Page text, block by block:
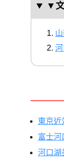
▼
東京
富士河
河口湖